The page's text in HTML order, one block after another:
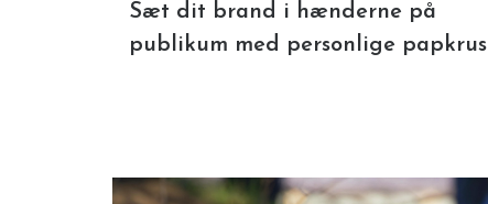
Sæt dit brand i hænderne på
publikum med personlige papkrus